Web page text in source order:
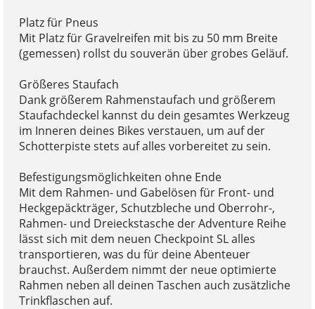
Platz für Pneus
Mit Platz für Gravelreifen mit bis zu 50 mm Breite
(gemessen) rollst du souverän über grobes Geläuf.
Größeres Staufach
Dank größerem Rahmenstaufach und größerem
Staufachdeckel kannst du dein gesamtes Werkzeug
im Inneren deines Bikes verstauen, um auf der
Schotterpiste stets auf alles vorbereitet zu sein.
Befestigungsmöglichkeiten ohne Ende
Mit dem Rahmen- und Gabelösen für Front- und
Heckgepäckträger, Schutzbleche und Oberrohr-,
Rahmen- und Dreieckstasche der Adventure Reihe
lässt sich mit dem neuen Checkpoint SL alles
transportieren, was du für deine Abenteuer
brauchst. Außerdem nimmt der neue optimierte
Rahmen neben all deinen Taschen auch zusätzliche
Trinkflaschen auf.